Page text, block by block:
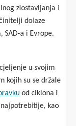
zlostavljanja i
dolaze
SAD-a i Evrope.
u svojim
kojih su se držale
od ciklona i
najpotrebitije, kao